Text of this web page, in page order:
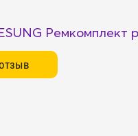
Ремкомплект